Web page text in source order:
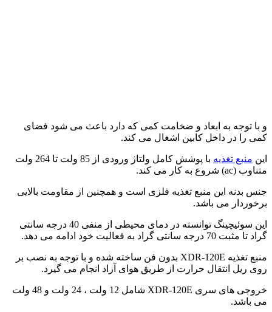
و با توجه به ابعاد و ضخامت کمی که دارد باعث می شود فضای
کمی را در داخل کابین اشغال می کند.
این منبع تغذیه
با پوشش کامل ولتاژ ورودی از 85 ولت تا 264 ولت
متناوب (ac) شروع به کار می کند.
جنس بدنه این منبع تغذیه فلزی است و همچنین از مقاومت بالایی
برخوردار می باشد.
این سوئیچینگ توانسته در دمای محیطی از منفی 40 درجه سانتی
گراد تا مثبت 70 درجه سانتی گراد به فعالیت خود ادامه می دهد.
منبع تغذیه XDR-120E بدون فن ساخته شده و با توجه به نصب بر
روی ریل انتقال حرارت از طریق هوای آزاد انجام می گیرد.
خروجی های سری XDR-120E شامل 12 ولت ، 24 ولت و 48 ولت
می باشد.